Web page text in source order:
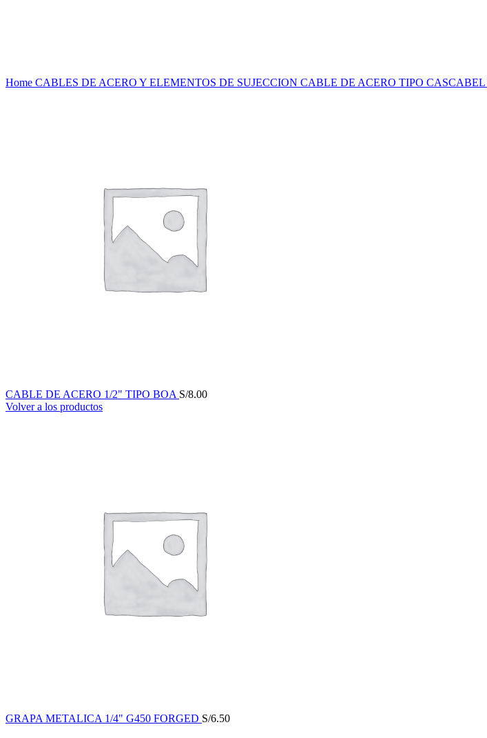
Home CABLES DE ACERO Y ELEMENTOS DE SUJECCION CABLE DE ACERO TIPO CASCABEL
CABLE DE ACERO 1/2" TIPO BOA S/8.00
Volver a los productos
GRAPA METALICA 1/4" G450 FORGED S/6.50